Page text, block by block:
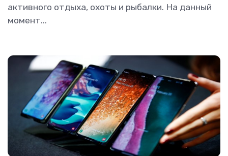
активного отдыха, охоты и рыбалки. На данный
момент...